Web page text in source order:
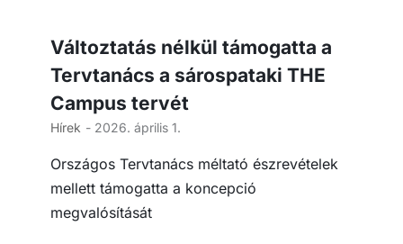
Változtatás nélkül támogatta a
Tervtanács a sárospataki THE
Campus tervét
Hírek - 2026. április 1.
Országos Tervtanács méltató észrevételek
mellett támogatta a koncepció
megvalósítását